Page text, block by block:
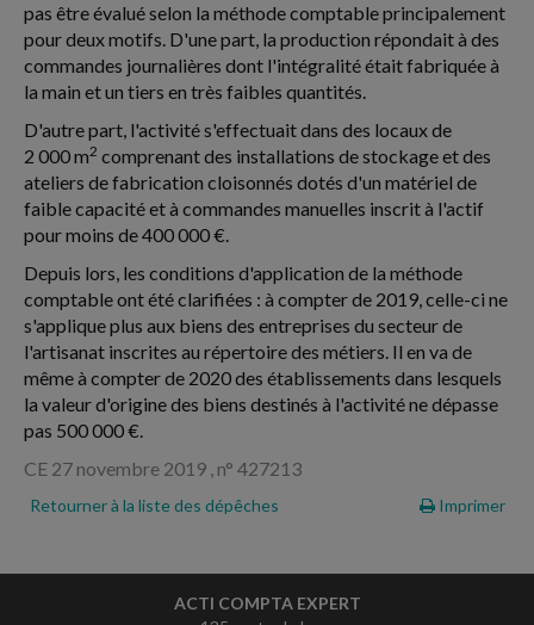
pas être évalué selon la méthode comptable principalement
pour deux motifs. D'une part, la production répondait à des
commandes journalières dont l'intégralité était fabriquée à
la main et un tiers en très faibles quantités.
D'autre part, l'activité s'effectuait dans des locaux de
2 000 m2 comprenant des installations de stockage et des
ateliers de fabrication cloisonnés dotés d'un matériel de
faible capacité et à commandes manuelles inscrit à l'actif
pour moins de 400 000 €.
Depuis lors, les conditions d'application de la méthode
comptable ont été clarifiées : à compter de 2019, celle-ci ne
s'applique plus aux biens des entreprises du secteur de
l'artisanat inscrites au répertoire des métiers. Il en va de
même à compter de 2020 des établissements dans lesquels
la valeur d'origine des biens destinés à l'activité ne dépasse
pas 500 000 €.
CE 27 novembre 2019 , n° 427213
Retourner à la liste des dépêches Imprimer
ACTI COMPTA EXPERT